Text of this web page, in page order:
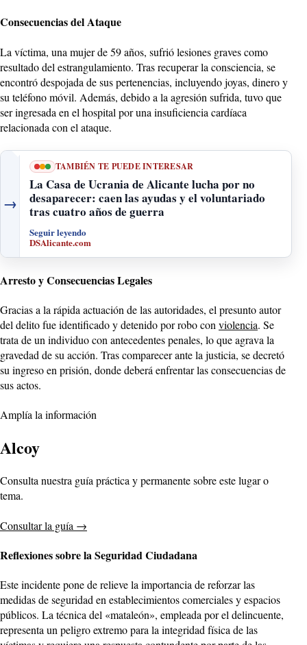
Consecuencias del Ataque
La víctima, una mujer de 59 años, sufrió lesiones graves como
resultado del estrangulamiento. Tras recuperar la consciencia, se
encontró despojada de sus pertenencias, incluyendo joyas, dinero y
su teléfono móvil. Además, debido a la agresión sufrida, tuvo que
ser ingresada en el hospital por una insuficiencia cardíaca
relacionada con el ataque.
→
TAMBIÉN TE PUEDE INTERESAR
La Casa de Ucrania de Alicante lucha por no
desaparecer: caen las ayudas y el voluntariado
tras cuatro años de guerra
Seguir leyendo
DSAlicante.com
Arresto y Consecuencias Legales
Gracias a la rápida actuación de las autoridades, el presunto autor
del delito fue identificado y detenido por robo con violencia. Se
trata de un individuo con antecedentes penales, lo que agrava la
gravedad de su acción. Tras comparecer ante la justicia, se decretó
su ingreso en prisión, donde deberá enfrentar las consecuencias de
sus actos.
Amplía la información
Alcoy
Consulta nuestra guía práctica y permanente sobre este lugar o
tema.
Consultar la guía →
Reflexiones sobre la Seguridad Ciudadana
Este incidente pone de relieve la importancia de reforzar las
medidas de seguridad en establecimientos comerciales y espacios
públicos. La técnica del «mataleón», empleada por el delincuente,
representa un peligro extremo para la integridad física de las